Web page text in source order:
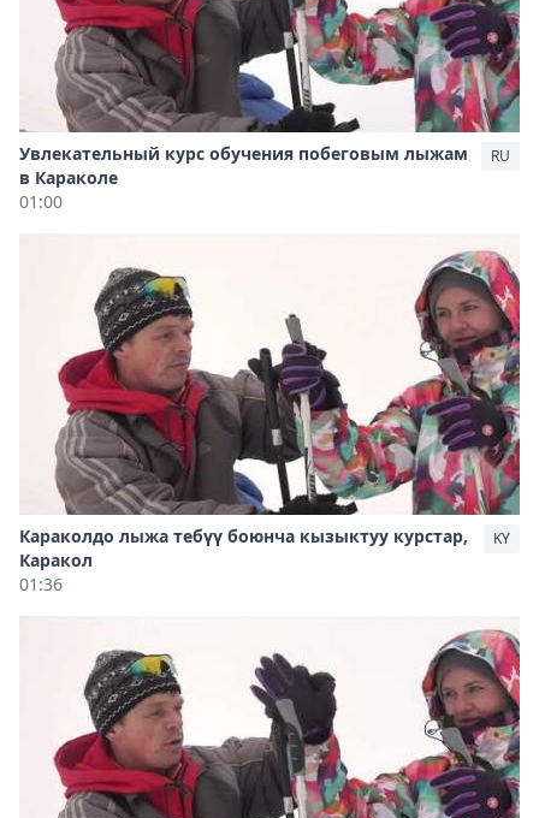
Увлекательный курс обучения побеговым лыжам
в Караколе
01:00
RU
Караколдо лыжа тебүү боюнча кызыктуу курстар,
Каракол
01:36
KY